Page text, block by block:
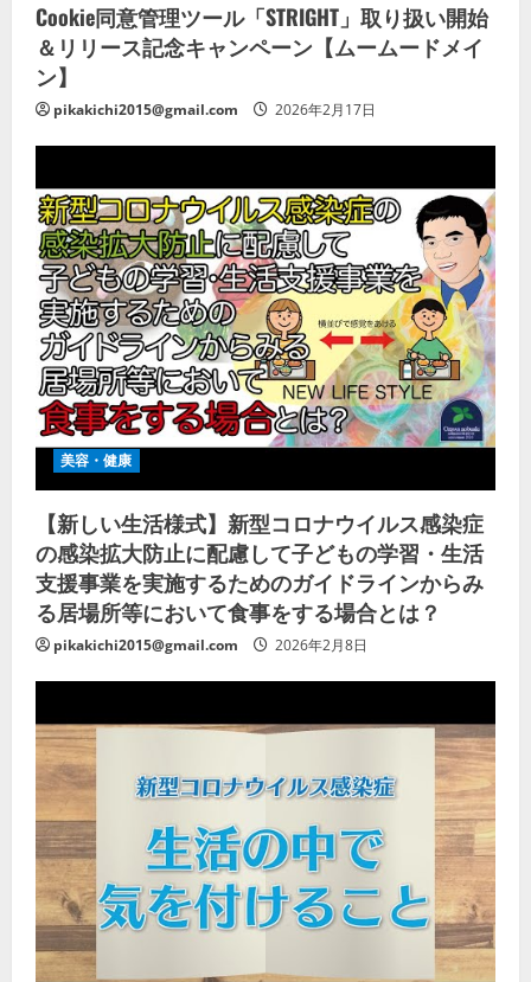
Cookie同意管理ツール「STRIGHT」取り扱い開始
＆リリース記念キャンペーン【ムームードメイ
ン】
pikakichi2015@gmail.com 2026年2月17日
美容・健康
【新しい生活様式】新型コロナウイルス感染症
の感染拡大防止に配慮して子どもの学習・生活
支援事業を実施するためのガイドラインからみ
る居場所等において食事をする場合とは？
pikakichi2015@gmail.com 2026年2月8日